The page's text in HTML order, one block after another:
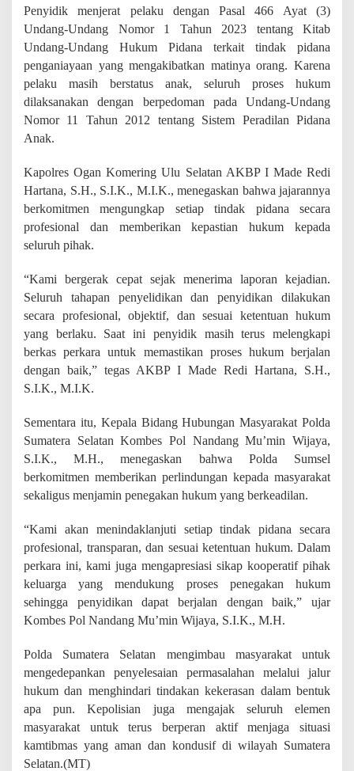
i
Penyidik menjerat pelaku dengan Pasal 466 Ayat (3)
Undang-Undang Nomor 1 Tahun 2023 tentang Kitab
Undang-Undang Hukum Pidana terkait tindak pidana
penganiayaan yang mengakibatkan matinya orang. Karena
pelaku masih berstatus anak, seluruh proses hukum
dilaksanakan dengan berpedoman pada Undang-Undang
Nomor 11 Tahun 2012 tentang Sistem Peradilan Pidana
Anak.
Kapolres Ogan Komering Ulu Selatan AKBP I Made Redi
Hartana, S.H., S.I.K., M.I.K., menegaskan bahwa jajarannya
berkomitmen mengungkap setiap tindak pidana secara
profesional dan memberikan kepastian hukum kepada
seluruh pihak.
“Kami bergerak cepat sejak menerima laporan kejadian.
Seluruh tahapan penyelidikan dan penyidikan dilakukan
secara profesional, objektif, dan sesuai ketentuan hukum
yang berlaku. Saat ini penyidik masih terus melengkapi
berkas perkara untuk memastikan proses hukum berjalan
dengan baik,” tegas AKBP I Made Redi Hartana, S.H.,
S.I.K., M.I.K.
Sementara itu, Kepala Bidang Hubungan Masyarakat Polda
Sumatera Selatan Kombes Pol Nandang Mu’min Wijaya,
S.I.K., M.H., menegaskan bahwa Polda Sumsel
berkomitmen memberikan perlindungan kepada masyarakat
sekaligus menjamin penegakan hukum yang berkeadilan.
“Kami akan menindaklanjuti setiap tindak pidana secara
profesional, transparan, dan sesuai ketentuan hukum. Dalam
perkara ini, kami juga mengapresiasi sikap kooperatif pihak
keluarga yang mendukung proses penegakan hukum
sehingga penyidikan dapat berjalan dengan baik,” ujar
Kombes Pol Nandang Mu’min Wijaya, S.I.K., M.H.
Polda Sumatera Selatan mengimbau masyarakat untuk
mengedepankan penyelesaian permasalahan melalui jalur
hukum dan menghindari tindakan kekerasan dalam bentuk
apa pun. Kepolisian juga mengajak seluruh elemen
masyarakat untuk terus berperan aktif menjaga situasi
kamtibmas yang aman dan kondusif di wilayah Sumatera
Selatan.(MT)